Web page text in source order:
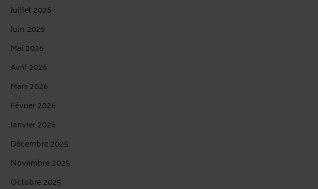
Juillet 2026
Juin 2026
Mai 2026
Avril 2026
Mars 2026
Février 2026
Janvier 2026
Décembre 2025
Novembre 2025
Octobre 2025